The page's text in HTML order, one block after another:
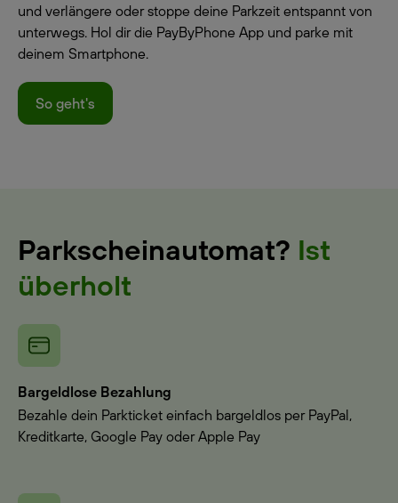
und verlängere oder stoppe deine Parkzeit entspannt von
unterwegs. Hol dir die PayByPhone App und parke mit
deinem Smartphone.
So geht's
Parkscheinautomat? Ist
überholt
Bargeldlose Bezahlung
Bezahle dein Parkticket einfach bargeldlos per PayPal,
Kreditkarte, Google Pay oder Apple Pay